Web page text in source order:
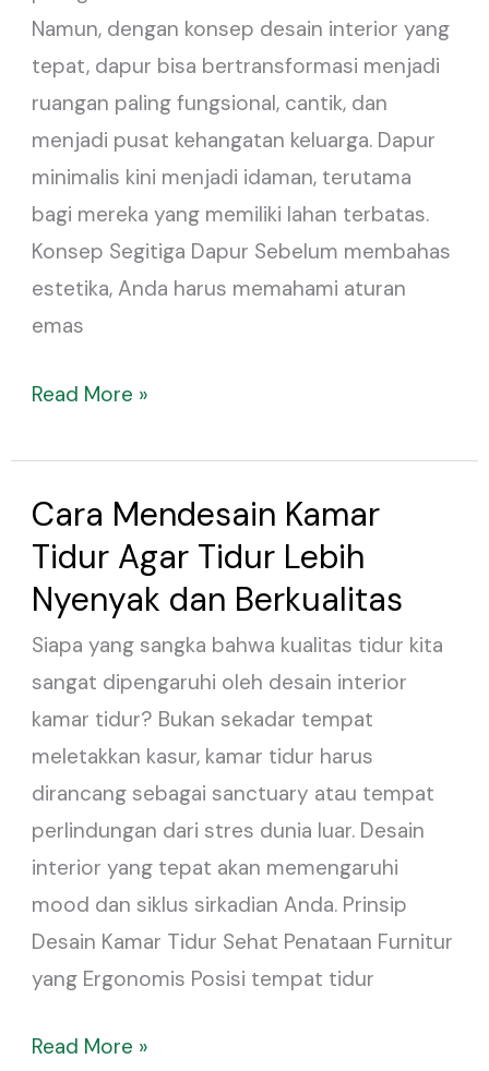
Namun, dengan konsep desain interior yang
tepat, dapur bisa bertransformasi menjadi
ruangan paling fungsional, cantik, dan
menjadi pusat kehangatan keluarga. Dapur
minimalis kini menjadi idaman, terutama
bagi mereka yang memiliki lahan terbatas.
Konsep Segitiga Dapur Sebelum membahas
estetika, Anda harus memahami aturan
emas
Fungsional
dan
Cantik
Read More »
Cara Mendesain Kamar
Tidur Agar Tidur Lebih
Nyenyak dan Berkualitas
Siapa yang sangka bahwa kualitas tidur kita
sangat dipengaruhi oleh desain interior
kamar tidur? Bukan sekadar tempat
meletakkan kasur, kamar tidur harus
dirancang sebagai sanctuary atau tempat
perlindungan dari stres dunia luar. Desain
interior yang tepat akan memengaruhi
mood dan siklus sirkadian Anda. Prinsip
Desain Kamar Tidur Sehat Penataan Furnitur
yang Ergonomis Posisi tempat tidur
Cara
Mendesain
Kamar
Tidur
Agar
Tidur
Lebih
Nyenyak
dan
Berkualitas
Read More »